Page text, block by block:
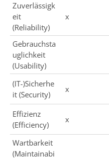
Zuverlässigk
eit
(Reliability)
x
Gebrauchsta
uglichkeit
(Usability)
(IT-)Sicherhe
it (Security)
x
Effizienz
(Efficiency)
x
Wartbarkeit
(Maintainabi